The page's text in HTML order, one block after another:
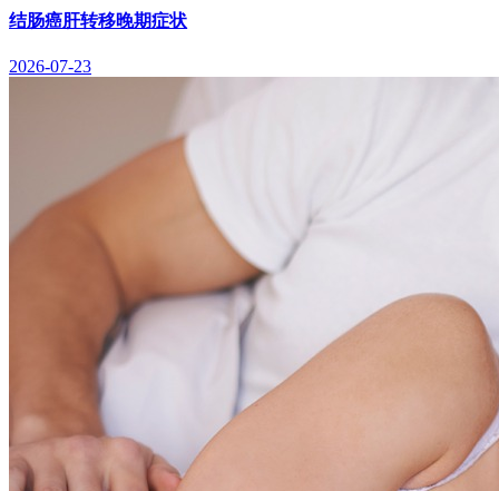
结肠癌肝转移晚期症状
2026-07-23